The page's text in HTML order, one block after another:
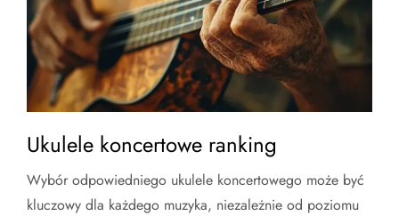
Ukulele koncertowe ranking
Wybór odpowiedniego ukulele koncertowego może być
kluczowy dla każdego muzyka, niezależnie od poziomu